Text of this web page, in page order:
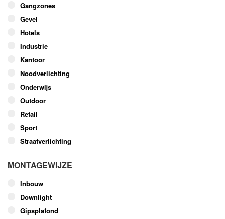
gekozen
worden
op
productpagina
Gangzones
Gevel
Hotels
Industrie
Kantoor
Noodverlichting
Onderwijs
Outdoor
Retail
Sport
Straatverlichting
MONTAGEWIJZE
Inbouw
Downlight
Gipsplafond